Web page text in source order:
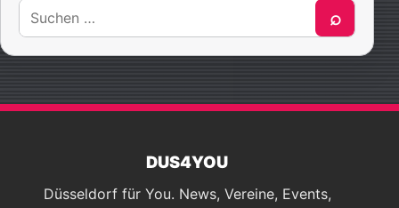
Suche
nach:
⌕
DUS4YOU
Düsseldorf für You. News, Vereine, Events,